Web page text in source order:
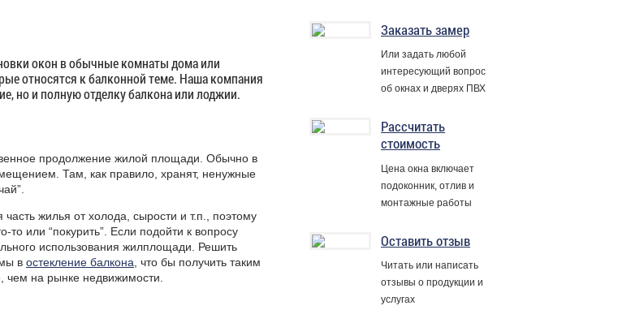
окон в обычные комнаты дома или
относятся к балконной теме. Наша компания
но и полную отделку балкона или лоджии.
продолжение жилой площади. Обычно в
Там, как правило, хранят, ненужные
жилья от холода, сырости и т.п., поэтому
то или “покурить”. Если подойти к вопросу
использования жилплощади. Решить
в остекление балкона, что бы получить таким
чем на рынке недвижимости.
Заказать замер
Или задать любой
интересующий вопрос
об окнах и дверях ПВХ
Рассчитать
стоимость
Цена окна включает
подоконник, отлив и
монтажные работы
Оставить отзыв
Читать или написать
отзывы о продукции и
услугах